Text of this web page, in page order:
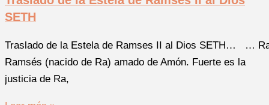
SETH
Traslado de la Estela de Ramses II al Dios SETH… …
Ramsés (nacido de Ra) amado de Amón. Fuerte es la
justicia de Ra,